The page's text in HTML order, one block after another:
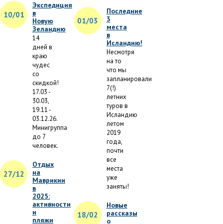
10/01
Экспедиция
в
Новую
Зеландию
14
дней в
краю
чудес
со
скидкой!
17.03 -
30.03,
19.11 -
03.12.26.
Минигруппа
до 7
человек.
27/12
Отдых
на
Маврикии
в
2025:
активности
и
пляжи
01/03
Последние
3
места
в
Исландию!
Несмотря
на то
что мы
запланировали
7(!)
летних
туров в
Исландию
летом
2019
года,
почти
все
места
уже
заняты!
18/02
Новые
рассказы
о